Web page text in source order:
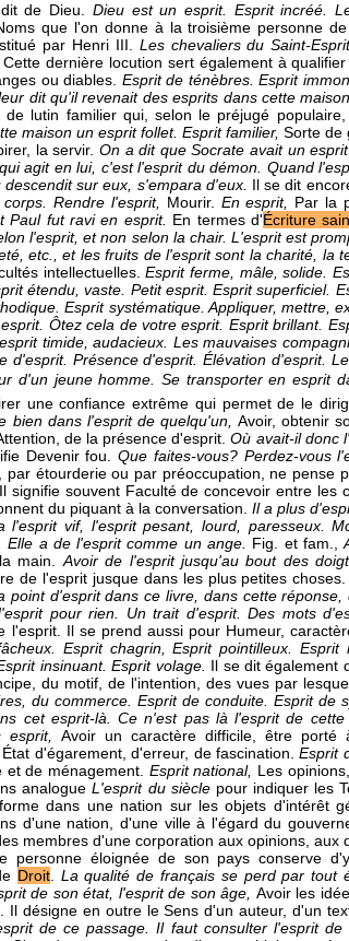
de Dieu. Dieu est un esprit. Esprit incréé.
que l'on donne à la troisième personne
par Henri III. Les chevaliers du Saint-
Cette dernière locution sert également à
ou diables. Esprit de ténèbres. Esprit
dit qu'il revenait des esprits dans cette
de lutin familier qui, selon le préjugé
maison un esprit follet. Esprit familier,Sorte de
la servir.On a dit que Socrate avait un
agit en lui, c'est l'esprit du démon. Quand
sur eux, s'empara d'eux. Il se dit
Rendre l'esprit, Mourir. En esprit, Par la
Paul fut ravi en esprit. En termes d'Écriture
l'esprit, et non selon la chair. L'esprit est
etc., et les fruits de l'esprit sont la charité, la
intellectuelles.Esprit ferme, mâle, solide.
étendu, vaste. Petit esprit. Esprit superficiel.
Esprit systématique. Appliquer, mettre,
Ôtez cela de votre esprit. Esprit brillant.
timide, audacieux. Les mauvaises
d'esprit. Présence d'esprit. Élévation d'esprit.
d'un jeune homme. Se transporter en esprit
une confiance extrême qui permet de le
bien dans l'esprit de quelqu'un,Avoir, obtenir
de la présence d'esprit.Où avait-il donc
Devenir fou.Que faites-vous? Perdez-vous
par étourderie ou par préoccupation, ne pense
Il signifie souvent Faculté de concevoir entre les
du piquant à la conversation. Il a plus
l'esprit vif, l'esprit pesant, lourd, paresseux.
a de l'esprit comme un ange. Fig. et fam.,
main.Avoir de l'esprit jusqu'au bout des
de l'esprit jusque dans les plus petites
point d'esprit dans ce livre, dans cette
pour rien. Un trait d'esprit. Des mots
l'esprit. Il se prend aussi pour Humeur,
Esprit chagrin, Esprit pointilleux.
insinuant. Esprit volage. Il se dit également
du motif, de l'intention, des vues par
du commerce. Esprit de conduite. Esprit de
cet esprit-là. Ce n'est pas là l'espritde cette
esprit, Avoir un caractère difficile, être porté
État d'égarement, d'erreur, de fascination.Esprit
et de ménagement. Esprit national, Les
analogueL'esprit du siècle pour indiquer les
dans une nation sur les objets d'intérêt
d'une nation, d'une ville à l'égard du
membres d'une corporation aux opinions, aux
personne éloignée de son pays conserve
Droit. La qualité de français se perd par tout
de son état, l'esprit de son âge, Avoir les
Il désigne en outre le Sens d'un auteur, d'un
de ce passage. Il faut consulter l'esprit